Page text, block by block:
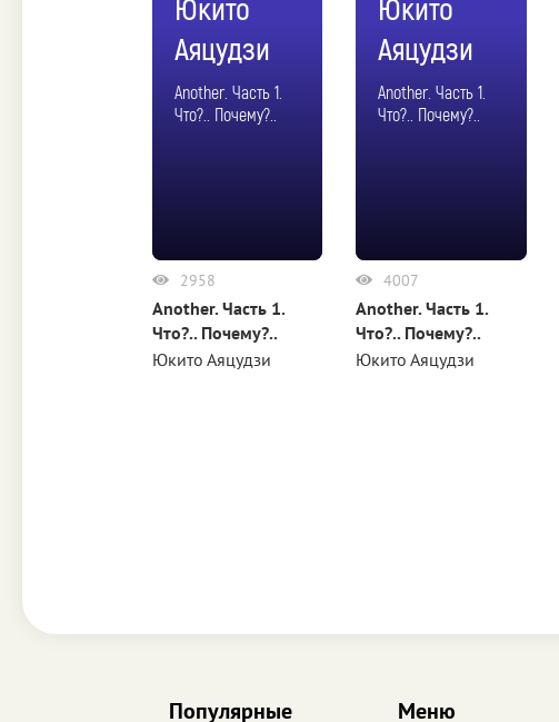
Юкито
Аяцудзи
Another. Часть 1.
Что?.. Почему?..
2958
Another. Часть 1.
Что?.. Почему?..
Юкито Аяцудзи
Юкито
Аяцудзи
Another. Часть 1.
Что?.. Почему?..
4007
Another. Часть 1.
Что?.. Почему?..
Юкито Аяцудзи
Популярные Меню